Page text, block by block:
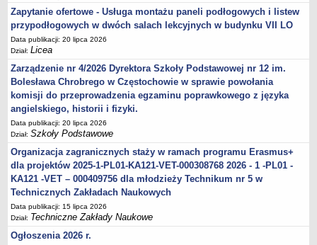
Zapytanie ofertowe - Usługa montażu paneli podłogowych i listew
przypodłogowych w dwóch salach lekcyjnych w budynku VII LO
Data publikacji: 20 lipca 2026
Dział:Licea
Zarządzenie nr 4/2026 Dyrektora Szkoły Podstawowej nr 12 im.
Bolesława Chrobrego w Częstochowie w sprawie powołania
komisji do przeprowadzenia egzaminu poprawkowego z języka
angielskiego, historii i fizyki.
Data publikacji: 20 lipca 2026
Dział:Szkoły Podstawowe
Organizacja zagranicznych staży w ramach programu Erasmus+
dla projektów 2025-1-PL01-KA121-VET-000308768 2026 - 1 -PL01 -
KA121 -VET – 000409756 dla młodzieży Technikum nr 5 w
Technicznych Zakładach Naukowych
Data publikacji: 15 lipca 2026
Dział: Techniczne Zakłady Naukowe
Ogłoszenia 2026 r.